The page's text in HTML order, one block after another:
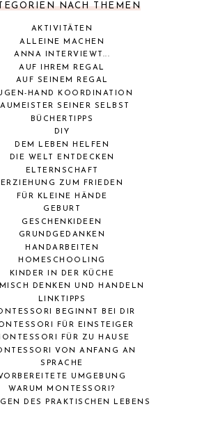
NACH THEMEN
AKTIVITÄTEN
ALLEINE MACHEN
ANNA INTERVIEWT...
AUF IHREM REGAL
AUF SEINEM REGAL
HAND KOORDINATION
SEINER SELBST
BÜCHERTIPPS
DIY
DEM LEBEN HELFEN
DIE WELT ENTDECKEN
ELTERNSCHAFT
ERZIEHUNG ZUM FRIEDEN
FÜR KLEINE HÄNDE
GEBURT
GESCHENKIDEEN
GRUNDGEDANKEN
HANDARBEITEN
HOMESCHOOLING
KINDER IN DER KÜCHE
DENKEN UND HANDELN
LINKTIPPS
BEGINNT BEI DIR
FÜR EINSTEIGER
FÜR ZU HAUSE
VON ANFANG AN
SPRACHE
UMGEBUNG
WARUM MONTESSORI?
DES PRAKTISCHEN LEBENS